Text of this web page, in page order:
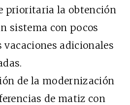
prioritaria la obtención
sistema con pocos
vacaciones adicionales
de la modernización
de matiz con